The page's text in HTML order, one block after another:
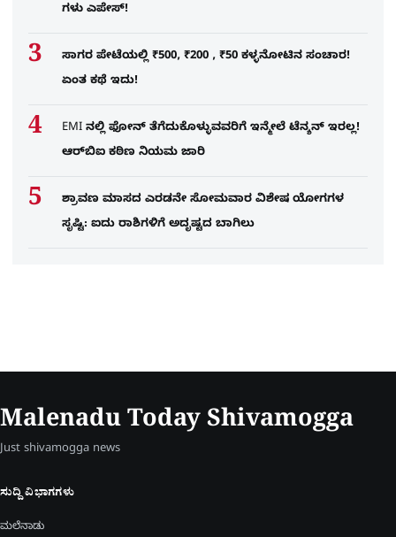
ಗಳು ಎಪೇಸ್!
ಸಾಗರ ಪೇಟೆಯಲ್ಲಿ ₹500, ₹200 , ₹50 ಕಳ್ಳನೋಟಿನ ಸಂಚಾರ!
ಏಂತ ಕಥೆ ಇದು!
EMI ನಲ್ಲಿ ಫೋನ್​ ತೆಗೆದುಕೊಳ್ಳುವವರಿಗೆ ಇನ್ಮೇಲೆ ಟೆನ್ಶನ್​ ಇರಲ್ಲ!
ಆರ್‌ಬಿಐ ಕಠಿಣ ನಿಯಮ ಜಾರಿ
ಶ್ರಾವಣ ಮಾಸದ ಎರಡನೇ ಸೋಮವಾರ ವಿಶೇಷ ಯೋಗಗಳ
ಸೃಷ್ಟಿ: ಐದು ರಾಶಿಗಳಿಗೆ ಅದೃಷ್ಟದ ಬಾಗಿಲು
Malenadu Today Shivamogga
Just shivamogga news
ಸುದ್ದಿ ವಿಭಾಗಗಳು
ಮಲೆನಾಡು